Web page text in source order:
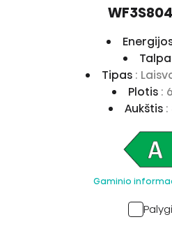
Talpa
Tipas :
Plotis :
Aukštis
Gaminio